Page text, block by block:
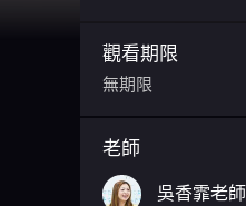
觀看期限
無期限
老師
吳香霏老師